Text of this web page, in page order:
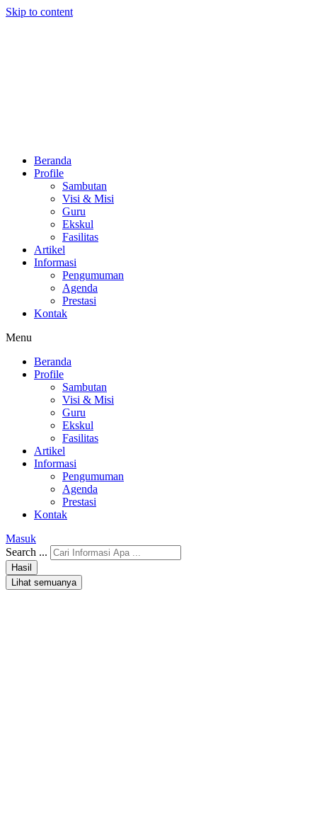
Skip to content
Beranda
Profile
Sambutan
Visi & Misi
Guru
Ekskul
Fasilitas
Artikel
Informasi
Pengumuman
Agenda
Prestasi
Kontak
Menu
Beranda
Profile
Sambutan
Visi & Misi
Guru
Ekskul
Fasilitas
Artikel
Informasi
Pengumuman
Agenda
Prestasi
Kontak
Masuk
Search ...
Hasil
Lihat semuanya